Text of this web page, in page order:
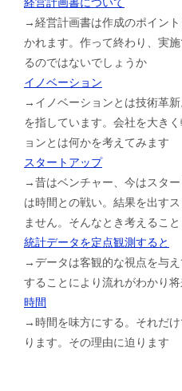
→経営計画書は作成のポイン
かれます。作って終わり、実
るのではないでしょうか
イノベーション
→イノベーションとは技術革
を指しています。会社を大き
ョンとは何かを考えてみます
スタートアップ
→昔はベンチャー、今はスタ
は時間との戦い。結果を出す
ません。そんなとき考えるこ
統計データを定点観測すると
→データは客観的な視点を与
することにより流れがわかり
時間
→時間を味方にする。それだ
ります。その理由に迫ります